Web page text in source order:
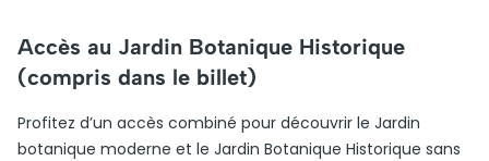
Accès au Jardin Botanique Historique
(compris dans le billet)
Profitez d’un accès combiné pour découvrir le Jardin
botanique moderne et le Jardin Botanique Historique sans